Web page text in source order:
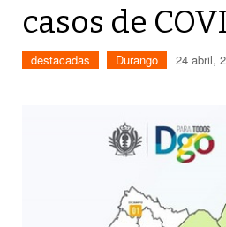
casos de
destacadas Durango 24 abril,